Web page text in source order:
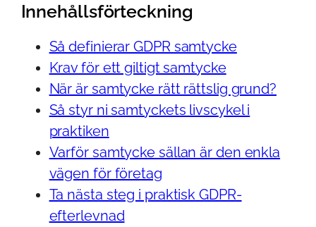
Innehållsförteckning
Så definierar GDPR samtycke
Krav för ett giltigt samtycke
När är samtycke rätt rättslig grund?
Så styr ni samtyckets livscykel i
praktiken
Varför samtycke sällan är den enkla
vägen för företag
Ta nästa steg i praktisk GDPR-
efterlevnad